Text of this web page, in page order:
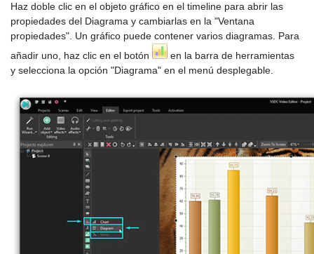
Haz doble clic en el objeto gráfico en el timeline para abrir las
propiedades del Diagrama y cambiarlas en la "Ventana
propiedades". Un gráfico puede contener varios diagramas. Para
añadir uno, haz clic en el botón
en la barra de herramientas
y selecciona la opción "Diagrama" en el menú desplegable.